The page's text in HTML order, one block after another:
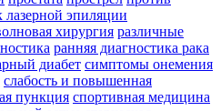
лазерной эпиляции
хирургия различные
ранняя диагностика рака
диабет симптомы онемения
слабость и повышенная
пункция спортивная медицина